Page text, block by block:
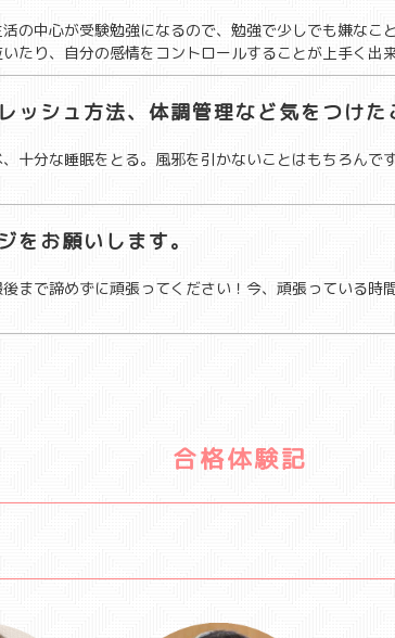
の中心が受験勉強になるので、勉強で少しでも嫌な
たり、自分の感情をコントロールすることが上手く出
ッシュ方法、体調管理など気をつけた
十分な睡眠をとる。風邪を引かないことはもちろん
をお願いします。
まで諦めずに頑張ってください！今、頑張っている
合格体験記